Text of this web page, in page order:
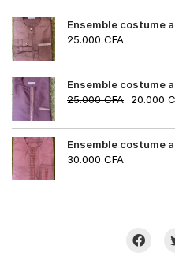
Ensemble costume
25.000 CFA
Ensemble costume
25.000CFA 20.000
Ensemble costume
30.000 CFA